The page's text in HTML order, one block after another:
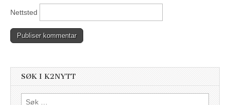
Nettsted
SØK I K2NYTT
Søk